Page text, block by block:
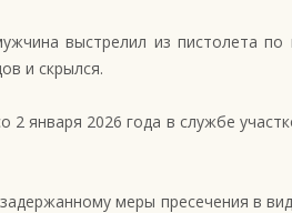
выстрелил из пистолета по
и скрылся.
января 2026 года в службе
меры пресечения в